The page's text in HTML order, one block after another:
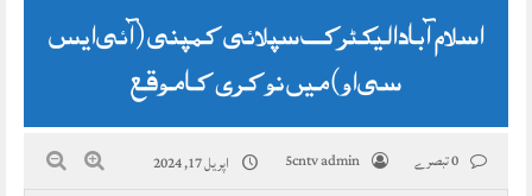
اسلام آباد الیکٹرک سپلائی کمپنی (آئی ایس
سی او) میں نوکری کا موقع
5cntv admin اپریل 17, 2024